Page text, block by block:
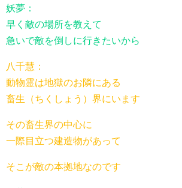
妖夢：
早く敵の場所を教えて
急いで敵を倒しに行きたいから
八千慧：
動物霊は地獄のお隣にある
畜生（ちくしょう）界にいます
その畜生界の中心に
一際目立つ建造物があって
そこが敵の本拠地なのです